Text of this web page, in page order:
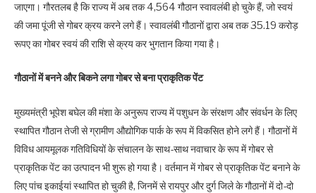
जाएगा। गौरतलब है कि राज्य में अब तक 4,564 गौठान स्वावलंबी हो चुके हैं, जो स्वयं
की जमा पूंजी से गोबर क्रय करने लगे हैं। स्वावलंबी गौठानों द्वारा अब तक 35.19 करोड़
रूपए का गोबर स्वयं की राशि से क्रय कर भुगतान किया गया है।
गौठानों में बनने और बिकने लगा गोबर से बना प्राकृतिक पेंट
मुख्यमंत्री भूपेश बघेल की मंशा के अनुरूप राज्य में पशुधन के संरक्षण और संवर्धन के लिए
स्थापित गौठान तेजी से ग्रामीण औद्योगिक पार्क के रूप में विकसित होने लगे हैं। गौठानों में
विविध आयमूलक गतिविधियों के संचालन के साथ-साथ नवाचार के रूप में गोबर से
प्राकृतिक पेंट का उत्पादन भी शुरू हो गया है। वर्तमान में गोबर से प्राकृतिक पेंट बनाने के
लिए पांच इकाईयां स्थापित हो चुकी है, जिनमें से रायपुर और दुर्ग जिले के गौठानों में दो-दो